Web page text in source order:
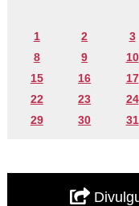
1 2 3
8
9 10
15
16 17
22
23 24
29
30 31